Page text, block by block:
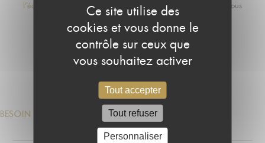
Ce site utilise des
cookies et vous donne le
contrôle sur ceux que
vous souhaitez activer
Tout accepter
Tout refuser
Personnaliser
l’équipe de spécialistes MAPIÈCE Lyon
vous accompagne et vous
BESOIN D’INFORMATIONS ? CONTACTEZ-NOUS !